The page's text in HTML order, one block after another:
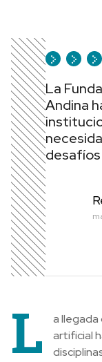
La
Andina
L
a
artificial